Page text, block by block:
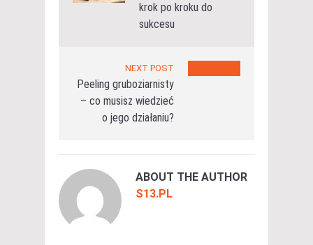
krok po kroku do
sukcesu
NEXT POST
Peeling gruboziarnisty
– co musisz wiedzieć
o jego działaniu?
ABOUT THE AUTHOR
S13.PL